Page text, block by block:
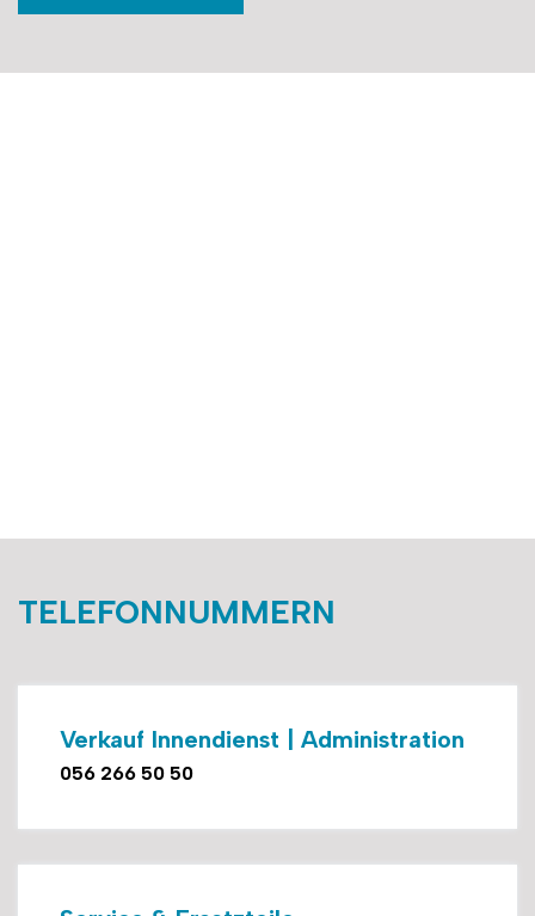
TELEFONNUMMERN
Verkauf Innendienst | Administration
056 266 50 50